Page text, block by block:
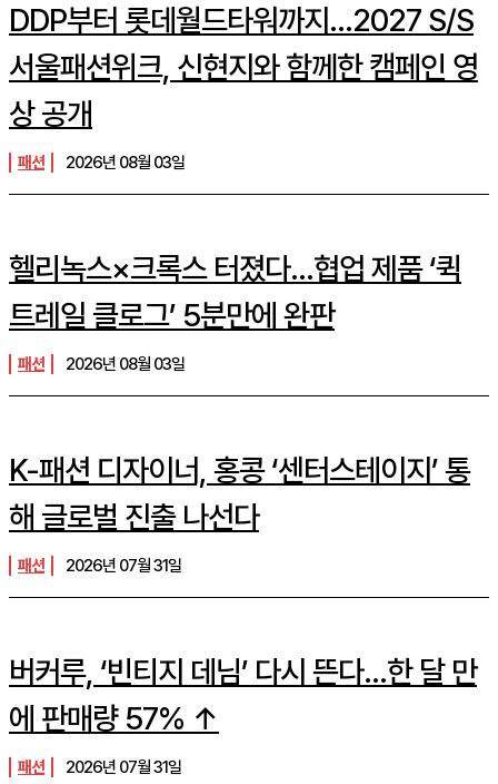
DDP부터 롯데월드타워까지…2027 S/S
서울패션위크, 신현지와 함께한 캠페인 영
상 공개
패션 2026년 08월 03일
헬리녹스×크록스 터졌다…협업 제품 ‘퀵
트레일 클로그’ 5분만에 완판
패션 2026년 08월 03일
K-패션 디자이너, 홍콩 ‘센터스테이지’ 통
해 글로벌 진출 나선다
패션 2026년 07월 31일
버커루, ‘빈티지 데님’ 다시 뜬다…한 달 만
에 판매량 57% ↑
패션 2026년 07월 31일